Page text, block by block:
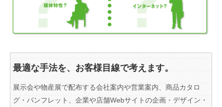
最適な手法を、お客様目線で考えます。
展示会や物産展で配布する会社案内や営業案内、商品カタロ
グ・パンフレット、企業や店舗Webサイトの企画・デザイン・